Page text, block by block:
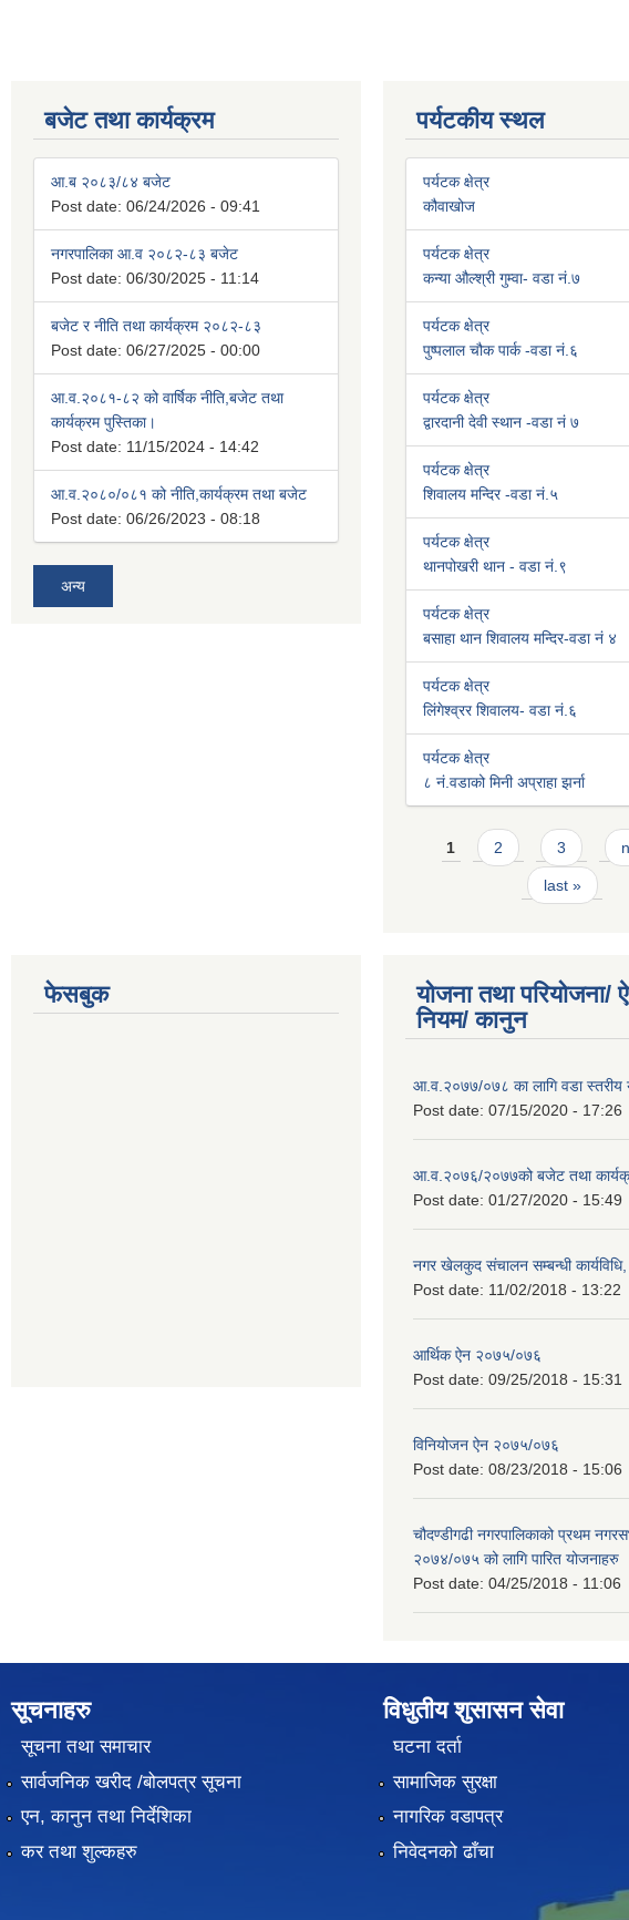
बजेट तथा कार्यक्रम
आ.ब २०८३/८४ बजेट
Post date: 06/24/2026 - 09:41
नगरपालिका आ.व २०८२-८३ बजेट
Post date: 06/30/2025 - 11:14
बजेट र नीति तथा कार्यक्रम २०८२-८३
Post date: 06/27/2025 - 00:00
आ.व.२०८१-८२ को वार्षिक नीति,बजेट तथा
कार्यक्रम पुस्तिका।
Post date: 11/15/2024 - 14:42
आ.व.२०८०/०८१ को नीति,कार्यक्रम तथा बजेट
Post date: 06/26/2023 - 08:18
अन्य
पर्यटकीय स्थल
पर्यटक क्षेत्र
कौवाखोज
पर्यटक क्षेत्र
कन्या औल्श्री गुम्वा- वडा नं.७
पर्यटक क्षेत्र
पुष्पलाल चौक पार्क -वडा नं.६
पर्यटक क्षेत्र
द्वारदानी देवी स्थान -वडा नं ७
पर्यटक क्षेत्र
शिवालय मन्दिर -वडा नं.५
पर्यटक क्षेत्र
थानपोखरी थान - वडा नं.९
पर्यटक क्षेत्र
बसाहा थान शिवालय मन्दिर-वडा नं ४
पर्यटक क्षेत्र
लिंगेश्व्रर शिवालय- वडा नं.६
पर्यटक क्षेत्र
८ नं.वडाको मिनी अप्राहा झर्ना
Pages
1 2 3
last »
फेसबुक
योजना तथा परियोजना/
नियम/ कानुन
आ.व.२०७७/०७८ का लागि वडा स्तरीय
Post date: 07/15/2020 - 17:26
आ.व.२०७६/२०७७को बजेट तथा
Post date: 01/27/2020 - 15:49
नगर खेलकुद संचालन सम्बन्धी
Post date: 11/02/2018 - 13:22
आर्थिक ऐन २०७५/०७६
Post date: 09/25/2018 - 15:31
विनियोजन ऐन २०७५/०७६
Post date: 08/23/2018 - 15:06
चौदण्डीगढी नगरपालिकाको प्रथम
२०७४/०७५ को लागि पारित योजनाहरु
Post date: 04/25/2018 - 11:06
सूचनाहरु
सूचना तथा समाचार
सार्वजनिक खरीद /बोलपत्र सूचना
एन, कानुन तथा निर्देशिका
कर तथा शुल्कहरु
विधुतीय शुसासन सेवा
घटना दर्ता
सामाजिक सुरक्षा
नागरिक वडापत्र
निवेदनको ढाँचा